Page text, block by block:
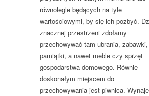
równolegle będących na tyle
wartościowymi, by się ich pozbyć.
znacznej przestrzeni zdołamy
przechowywać tam ubrania, zabawki,
pamiątki, a nawet meble czy sprzęt
gospodarstwa domowego. Równie
doskonałym miejscem do
przechowywania jest piwnica.